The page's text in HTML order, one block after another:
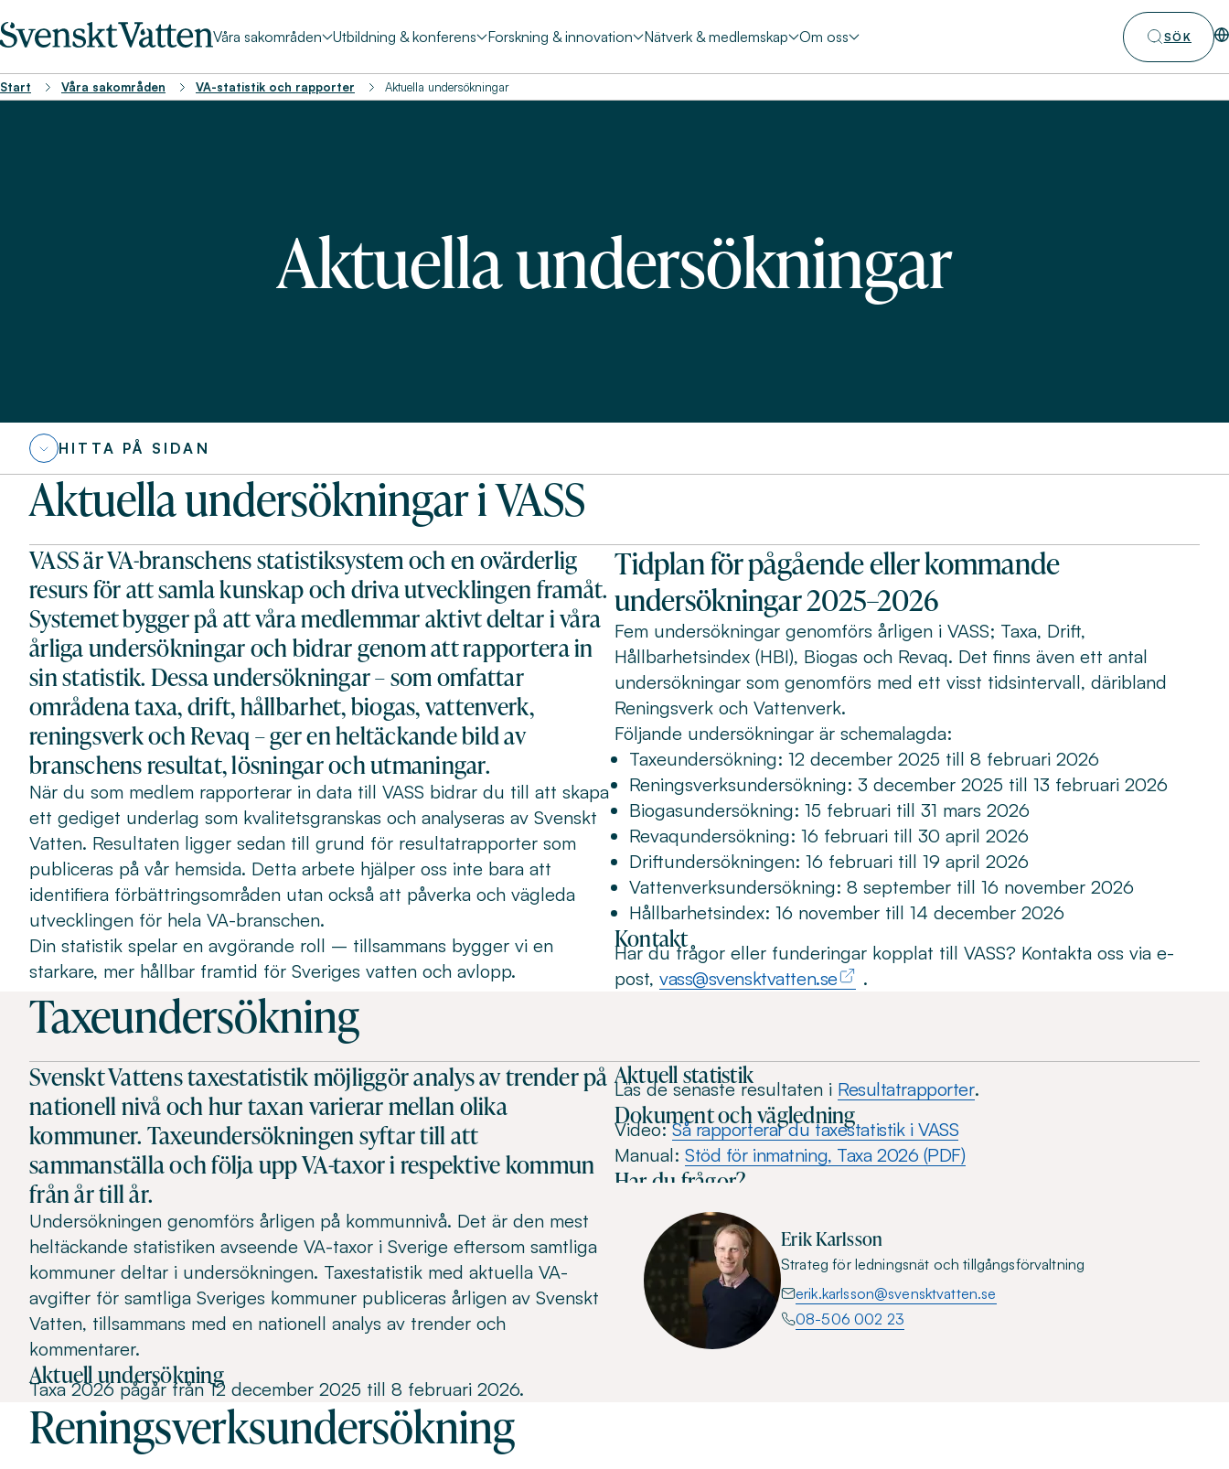
Våra sakområden Utbildning & konferens Forskning & innovation Nätverk & medlemskap Om oss SÖK
Start Våra sakområden VA-statistik och rapporter Aktuella undersökningar
Aktuella undersökningar
HITTA PÅ SIDAN
Aktuella undersökningar i VASS
VASS är VA-branschens statistiksystem och en ovärderlig
resurs för att samla kunskap och driva utvecklingen framåt.
Systemet bygger på att våra medlemmar aktivt deltar i våra
årliga undersökningar och bidrar genom att rapportera in
sin statistik. Dessa undersökningar – som omfattar
områdena taxa, drift, hållbarhet, biogas, vattenverk,
reningsverk och Revaq – ger en heltäckande bild av
branschens resultat, lösningar och utmaningar.
När du som medlem rapporterar in data till VASS bidrar du till att skapa
ett gediget underlag som kvalitetsgranskas och analyseras av Svenskt
Vatten. Resultaten ligger sedan till grund för resultatrapporter som
publiceras på vår hemsida. Detta arbete hjälper oss inte bara att
identifiera förbättringsområden utan också att påverka och vägleda
utvecklingen för hela VA-branschen.
Din statistik spelar en avgörande roll – tillsammans bygger vi en
starkare, mer hållbar framtid för Sveriges vatten och avlopp.
Tidplan för pågående eller kommande
undersökningar 2025–2026
Fem undersökningar genomförs årligen i VASS; Taxa, Drift,
Hållbarhetsindex (HBI), Biogas och Revaq. Det finns även ett antal
undersökningar som genomförs med ett visst tidsintervall, däribland
Reningsverk och Vattenverk.
Följande undersökningar är schemalagda:
Taxeundersökning: 12 december 2025 till 8 februari 2026
Reningsverksundersökning: 3 december 2025 till 13 februari 2026
Biogasundersökning: 15 februari till 31 mars 2026
Revaqundersökning: 16 februari till 30 april 2026
Driftundersökningen: 16 februari till 19 april 2026
Vattenverksundersökning: 8 september till 16 november 2026
Hållbarhetsindex: 16 november till 14 december 2026
Kontakt
Har du frågor eller funderingar kopplat till VASS? Kontakta oss via e-
post, vass@svensktvatten.se .
Taxeundersökning
Svenskt Vattens taxestatistik möjliggör analys av trender på
nationell nivå och hur taxan varierar mellan olika
kommuner. Taxeundersökningen syftar till att
sammanställa och följa upp VA-taxor i respektive kommun
från år till år.
Undersökningen genomförs årligen på kommunnivå. Det är den mest
heltäckande statistiken avseende VA-taxor i Sverige eftersom samtliga
kommuner deltar i undersökningen. Taxestatistik med aktuella VA-
avgifter för samtliga Sveriges kommuner publiceras årligen av Svenskt
Vatten, tillsammans med en nationell analys av trender och
kommentarer.
Aktuell undersökning
Taxa 2026 pågår från 12 december 2025 till 8 februari 2026.
Aktuell statistik
Läs de senaste resultaten i Resultatrapporter.
Dokument och vägledning
Video:Så rapporterar du taxestatistik i VASS
Manual: Stöd för inmatning, Taxa 2026 (PDF)
Har du frågor?
Erik Karlsson
Strateg för ledningsnät och tillgångsförvaltning
erik.karlsson@svensktvatten.se
08-506 002 23
Reningsverksundersökning